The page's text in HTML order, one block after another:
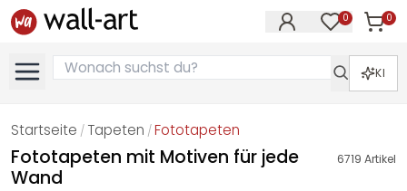
0 0
KI
Startseite / Tapeten /Fototapeten
Fototapeten mit Motiven für jede
Wand
6719 Artikel